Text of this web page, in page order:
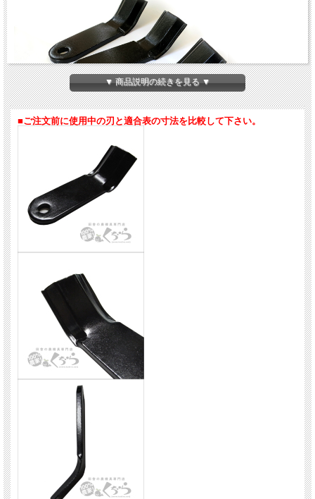
共栄社バロネス用ハンマーナイフモア刃のセット売りです。
▼ 商品説明の続きを見る ▼
■ご注文前に使用中の刃と適合表の寸法を比較して下さい。